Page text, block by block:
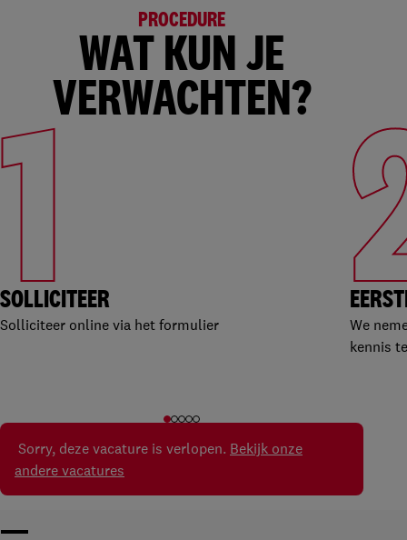
PROCEDURE
WAT KUN JE
VERWACHTEN?
1
SOLLICITEER
Solliciteer online via het formulier
We
kennis
Sorry, deze vacature is verlopen. Bekijk onze
andere vacatures